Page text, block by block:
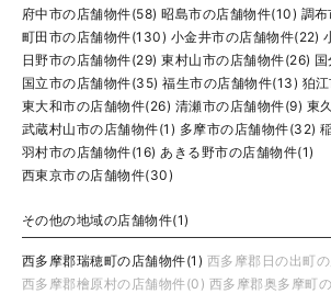
府中市の店舗物件(58) 昭島市の店舗物件(10) 調
町田市の店舗物件(130) 小金井市の店舗物件(22)
日野市の店舗物件(29) 東村山市の店舗物件(26)
国立市の店舗物件(35) 福生市の店舗物件(13) 狛
東大和市の店舗物件(26) 清瀬市の店舗物件(9) 東
武蔵村山市の店舗物件(1) 多摩市の店舗物件(32)
羽村市の店舗物件(16) あきる野市の店舗物件(1)
西東京市の店舗物件(30)
その他の地域の店舗物件(1)
西多摩郡瑞穂町の店舗物件(1) 西多摩郡日の出町
西多摩郡檜原村の店舗物件(0) 西多摩郡奥多摩町